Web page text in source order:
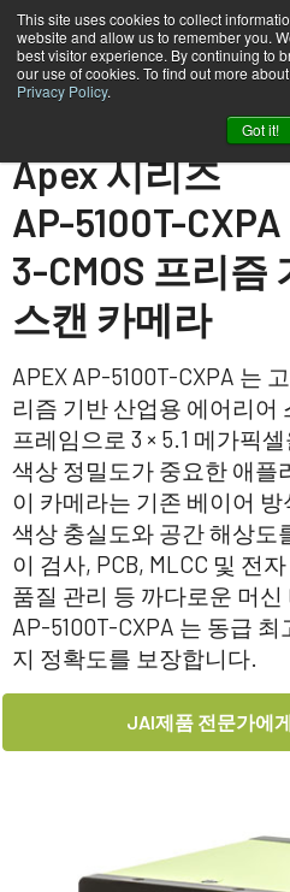
This site uses cookies to collect
website and allow us to remember you.
best visitor experience. By continuing to
our use of cookies. To find out more
Privacy Policy.
Got it!
Apex 시리즈
AP-5100T-CXPA
3-CMOS 프리즘
스캔 카메라
APEX AP-5100T-CXPA 는
리즘 기반 산업용 에어리어
프레임으로 3 × 5.1 메가픽
색상 정밀도가 중요한 애플
이 카메라는 기존 베이어
색상 충실도와 공간 해상도
이 검사, PCB, MLCC 및 전
품질 관리 등 까다로운 머
AP-5100T-CXPA 는 동급
지 정확도를 보장합니다.
JAI제품 전문가에